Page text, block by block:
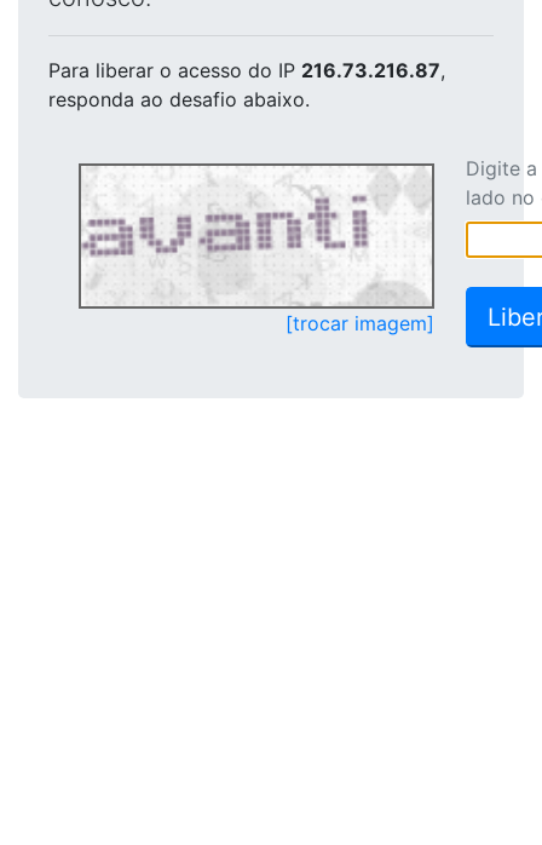
Para liberar o acesso do IP 216.73.216.87,
responda ao desafio abaixo.
[trocar imagem]
Digite
lado no